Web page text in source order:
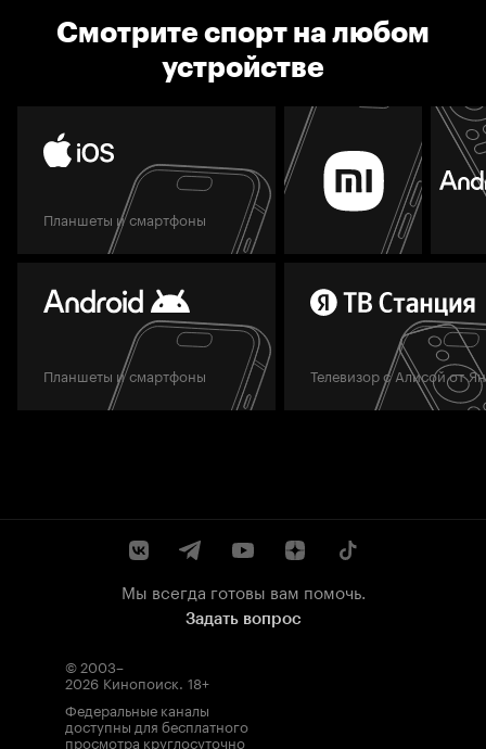
Смотрите спорт на любом
устройстве
Планшеты и смартфоны
Планшеты и смартфоны Телевизор с Алисой от
Мы всегда готовы вам помочь.
Задать вопрос
© 2003–
2026 Кинопоиск. 18+
Федеральные каналы
доступны для бесплатного
просмотра круглосуточно